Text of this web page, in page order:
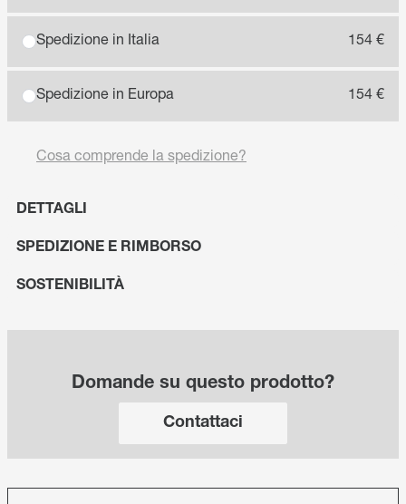
Spedizione in Italia 154 €
Spedizione in Europa 154 €
Cosa comprende la spedizione?
DETTAGLI
SPEDIZIONE E RIMBORSO
SOSTENIBILITÀ
Domande su questo prodotto?
Contattaci